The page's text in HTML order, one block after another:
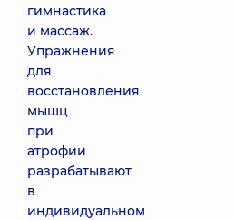
гимнастика
и массаж.
Упражнения
для
восстановления
мышц
при
атрофии
разрабатывают
в
индивидуальном